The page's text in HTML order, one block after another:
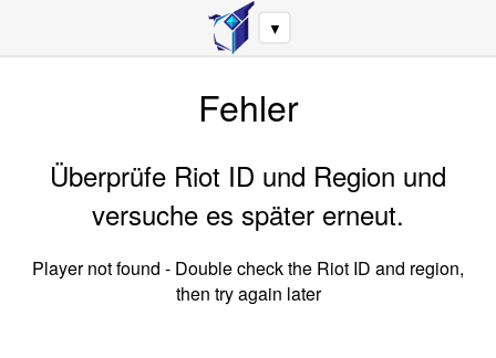
▼
Fehler
Überprüfe Riot ID und Region und
versuche es später erneut.
Player not found - Double check the Riot ID and region,
then try again later